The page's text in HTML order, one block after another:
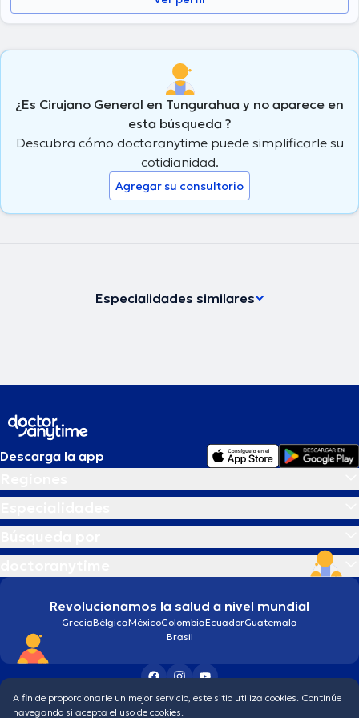
¿Es Cirujano General en Tungurahua y no aparece en
esta búsqueda ?
Descubra cómo doctoranytime puede simplificarle su
cotidianidad.
Agregar su consultorio
Especialidades similares
Descarga la app
Revolucionamos la salud a nivel mundial
GreciaBélgicaMéxicoColombiaEcuadorGuatemala
Brasil
Condiciones generales
Política de protección de los datos personales
A fin de proporcionarle un mejor servicio, este sitio utiliza cookies. Continúe
navegando si acepta el uso de cookies.